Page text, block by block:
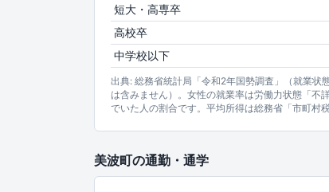
短大・高専卒
高校卒
中学校以下
出典: 総務省統計局「令和2年国勢調査」（就業状
は含みません）。女性の就業率は労働力状態「
でいた人の割合です。平均所得は総務省「市町村
美波町の通勤・通学